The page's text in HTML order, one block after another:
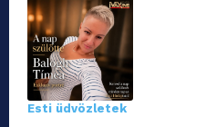
Esti üdvözletek